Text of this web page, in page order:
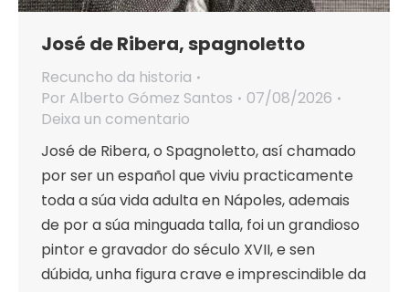
José de Ribera, spagnoletto
Recuncho da historia
Por Alberto Gómez Santos
07/08/2026
Deixa un comentario
José de Ribera, o Spagnoletto, así chamado
por ser un español que viviu practicamente
toda a súa vida adulta en Nápoles, ademais
de por a súa minguada talla, foi un grandioso
pintor e gravador do século XVII, e sen
dúbida, unha figura crave e imprescindible da